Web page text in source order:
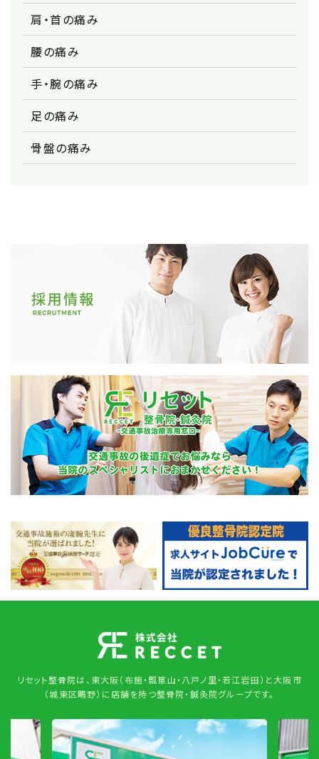
肩・首の痛み
腰の痛み
手・腕の痛み
足の痛み
骨盤の痛み
リセット整骨院は、東大阪（布施・瓢箪山・八戸ノ里・若江岩田）と大阪市
（城東区鴫野）に店舗を持つ整骨院・鍼灸院グループです。